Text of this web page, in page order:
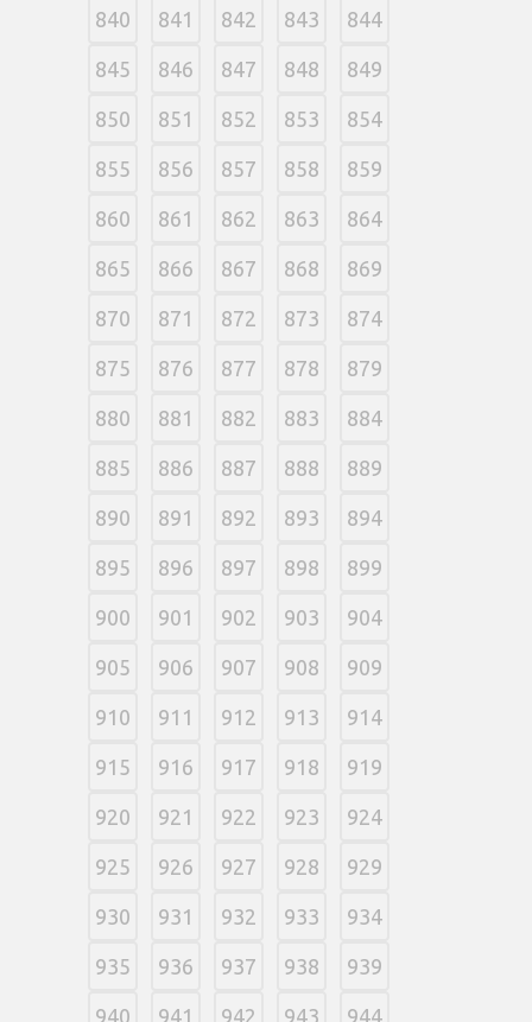
840 841 842 843 844
845 846 847 848 849
850 851 852 853 854
855 856 857 858 859
860 861 862 863 864
865 866 867 868 869
870 871 872 873 874
875 876 877 878 879
880 881 882 883 884
885 886 887 888 889
890 891 892 893 894
895 896 897 898 899
900 901 902 903 904
905 906 907 908 909
910 911 912 913 914
915 916 917 918 919
920 921 922 923 924
925 926 927 928 929
930 931 932 933 934
935 936 937 938 939
940 941 942 943 944